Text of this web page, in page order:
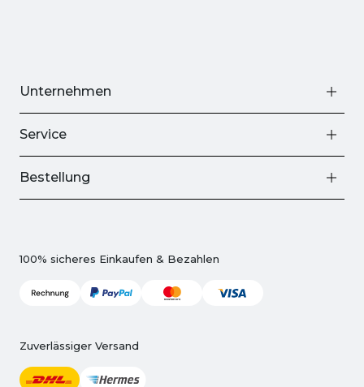
Unternehmen
Service
Bestellung
100% sicheres Einkaufen & Bezahlen
Zuverlässiger Versand